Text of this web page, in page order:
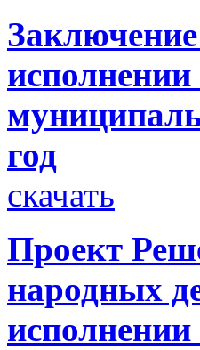
год
скачать
Проект
народных